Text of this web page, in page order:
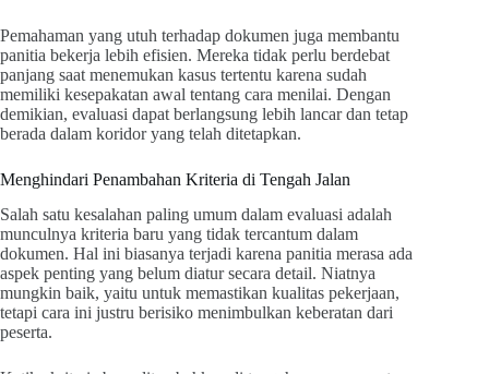
Pemahaman yang utuh terhadap dokumen juga membantu
panitia bekerja lebih efisien. Mereka tidak perlu berdebat
panjang saat menemukan kasus tertentu karena sudah
memiliki kesepakatan awal tentang cara menilai. Dengan
demikian, evaluasi dapat berlangsung lebih lancar dan tetap
berada dalam koridor yang telah ditetapkan.
Menghindari Penambahan Kriteria di Tengah Jalan
Salah satu kesalahan paling umum dalam evaluasi adalah
munculnya kriteria baru yang tidak tercantum dalam
dokumen. Hal ini biasanya terjadi karena panitia merasa ada
aspek penting yang belum diatur secara detail. Niatnya
mungkin baik, yaitu untuk memastikan kualitas pekerjaan,
tetapi cara ini justru berisiko menimbulkan keberatan dari
peserta.